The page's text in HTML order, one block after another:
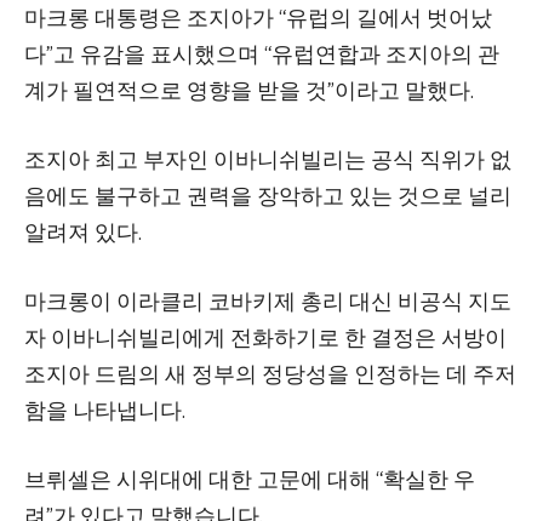
마크롱 대통령은 조지아가 “유럽의 길에서 벗어났
다”고 유감을 표시했으며 “유럽연합과 조지아의 관
계가 필연적으로 영향을 받을 것”이라고 말했다.
조지아 최고 부자인 이바니쉬빌리는 공식 직위가 없
음에도 불구하고 권력을 장악하고 있는 것으로 널리
알려져 있다.
마크롱이 이라클리 코바키제 총리 대신 비공식 지도
자 이바니쉬빌리에게 전화하기로 한 결정은 서방이
조지아 드림의 새 정부의 정당성을 인정하는 데 주저
함을 나타냅니다.
브뤼셀은 시위대에 대한 고문에 대해 “확실한 우